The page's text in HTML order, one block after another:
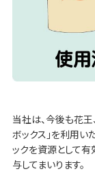
当社は、今後も花王
ボックス」を利用
ックを資源として
与してまいります。